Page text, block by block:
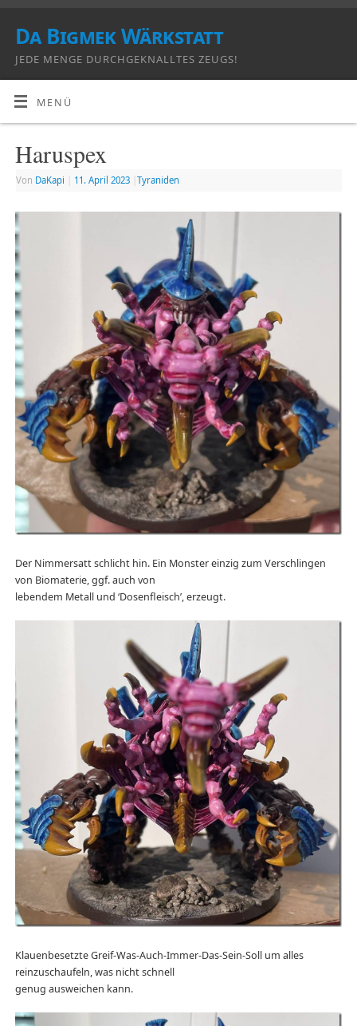
Da Bigmek Wärkstatt
JEDE MENGE DURCHGEKNALLTES ZEUGS!
MENÜ
Haruspex
Von DaKapi 11. April 2023 Tyraniden
Der Nimmersatt schlicht hin. Ein Monster einzig zum Verschlingen
von Biomaterie, ggf. auch von
lebendem Metall und ‘Dosenfleisch’, erzeugt.
Klauenbesetzte Greif-Was-Auch-Immer-Das-Sein-Soll um alles
reinzuschaufeln, was nicht schnell
genug ausweichen kann.